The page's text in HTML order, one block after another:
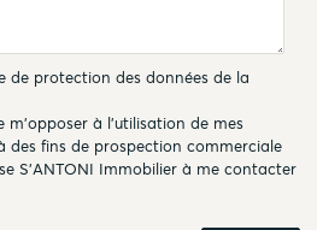
de protection des donnéesde la
m'opposer à l'utilisation de mes
des fins de prospection commerciale
S'ANTONI Immobilier à me contacter